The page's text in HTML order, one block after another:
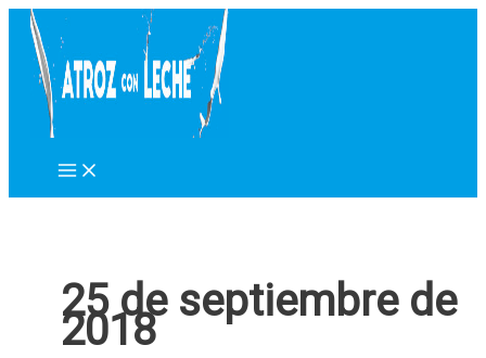
contenido
25 de septiembre de
2018